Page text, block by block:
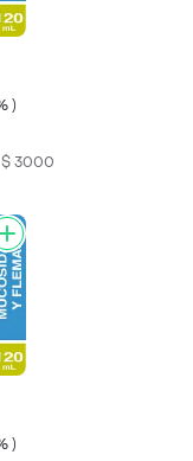
)
$ 3000
)